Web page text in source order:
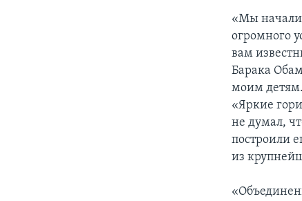
«Мы начали
огромного
вам
Барака
моим
«Яркие
не думал,
построили
из